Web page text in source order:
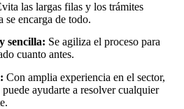
las largas filas y los trámites
se encarga de todo.
sencilla: Se agiliza el proceso para
cuanto antes.
Con amplia experiencia en el sector,
ayudarte a resolver cualquier